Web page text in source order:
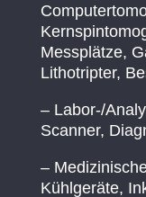
Messplätze,
Lithotripter,
– Labor-/
Scanner,
–
Kühlgeräte,